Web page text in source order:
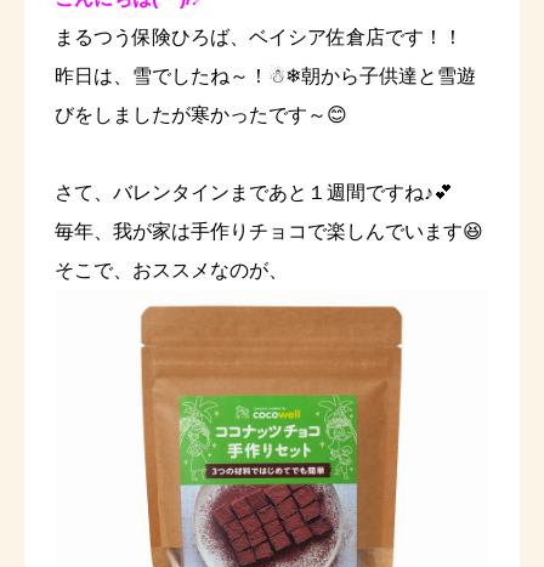
まるつう保険ひろば、ベイシア佐倉店です！！
昨日は、雪でしたね～！☃❄朝から子供達と雪遊
びをしましたが寒かったです～😊
さて、バレンタインまであと１週間ですね♪💕
毎年、我が家は手作りチョコで楽しんでいます😆
そこで、おススメなのが、